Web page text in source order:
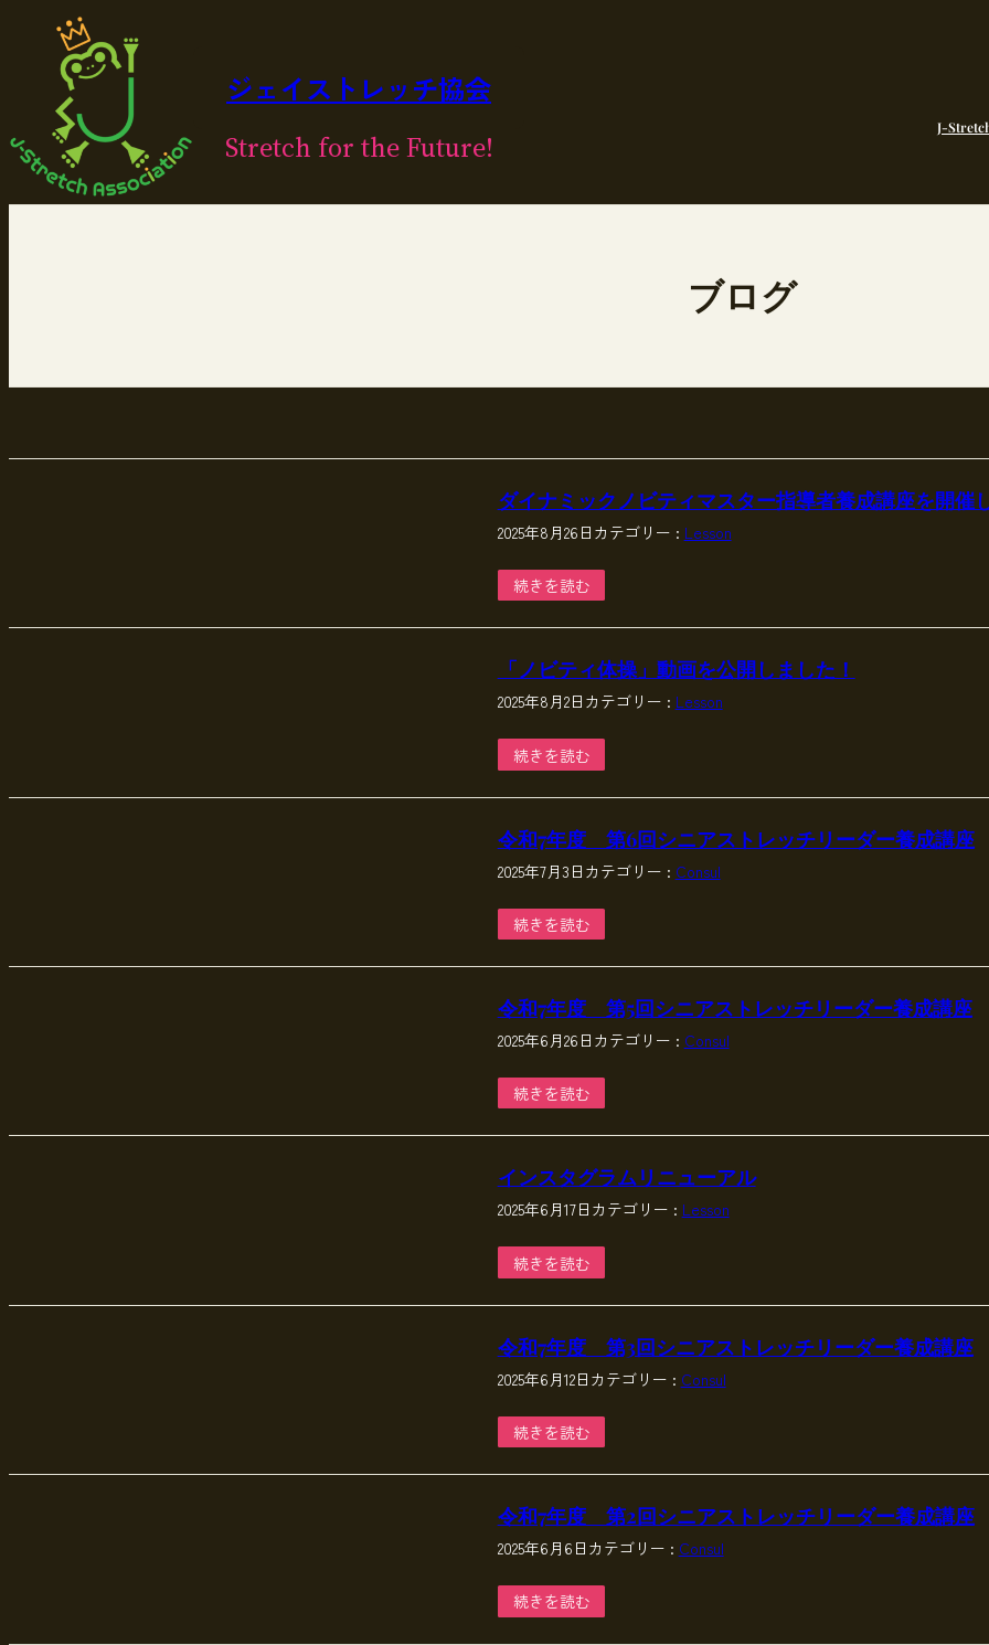
ッ
ジェイストレッチ協会
Stretch for the Future!
J-
ブログ
ダイナミックノビティマスター指導者養成講座を開催
2025年8月26日 カテゴリー : Lesson
続きを読む
「ノビティ体操」動画を公開しました！
2025年8月2日 カテゴリー : Lesson
続きを読む
令和7年度 第6回シニアストレッチリーダー養成講座
2025年7月3日 カテゴリー : Consul
続きを読む
令和7年度 第5回シニアストレッチリーダー養成講座
2025年6月26日 カテゴリー : Consul
続きを読む
インスタグラムリニューアル
2025年6月17日 カテゴリー : Lesson
続きを読む
令和7年度 第3回シニアストレッチリーダー養成講座
2025年6月12日 カテゴリー : Consul
続きを読む
令和7年度 第2回シニアストレッチリーダー養成講座
2025年6月6日 カテゴリー : Consul
続きを読む